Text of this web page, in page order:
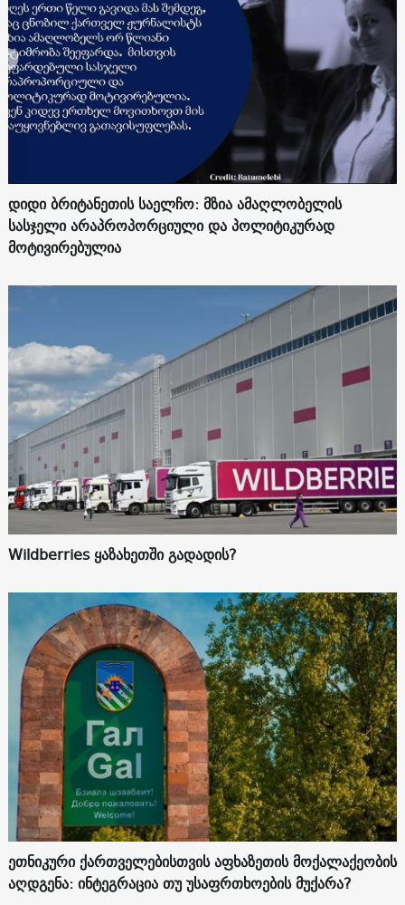
დიდი ბრიტანეთის საელჩო: მზია ამაღლობელის
სასჯელი არაპროპორციული და პოლიტიკურად
მოტივირებულია
Wildberries ყაზახეთში გადადის?
ეთნიკური ქართველებისთვის აფხაზეთის მოქალაქეობის
აღდგენა: ინტეგრაცია თუ უსაფრთხოების მუქარა?